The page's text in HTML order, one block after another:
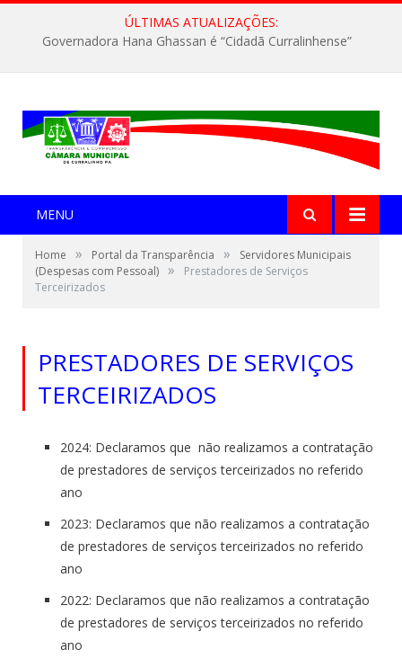
ÚLTIMAS ATUALIZAÇÕES:
Governadora Hana Ghassan é “Cidadã Curralinhense”
MENU
Home » Portal da Transparência »
Servidores Municipais
(Despesas com Pessoal) »
Prestadores de Serviços
Terceirizados
PRESTADORES DE SERVIÇOS
TERCEIRIZADOS
2024: Declaramos que não realizamos a contratação
de prestadores de serviços terceirizados no referido
ano
2023: Declaramos que não realizamos a contratação
de prestadores de serviços terceirizados no referido
ano
2022: Declaramos que não realizamos a contratação
de prestadores de serviços terceirizados no referido
ano